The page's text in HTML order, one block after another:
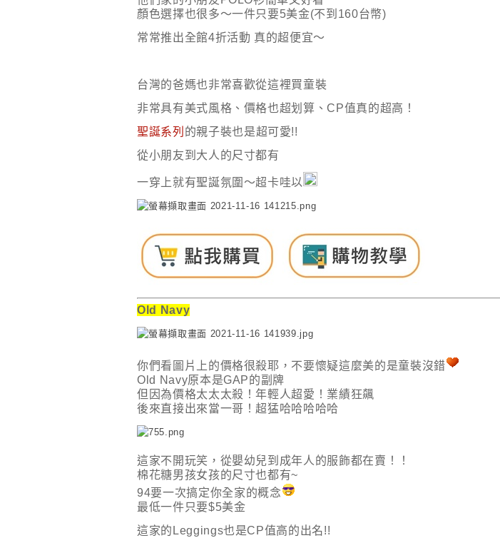
顏色選擇也很多～一件只要5美金(不到160台幣)
常常推出全館4折活動 真的超便宜～
台灣的爸媽也非常喜歡從這裡買童裝
非常具有美式風格、價格也超划算、CP值真的超高！
聖誕系列 的親子裝也是超可愛!!
從小朋友到大人的尺寸都有
一穿上就有聖誕氛圍～超卡哇以
Old Navy
你們看圖片上的價格很殺耶，不要懷疑這麼美的是童裝沒錯
Old Navy原本是GAP的副牌
但因為價格太太太殺！年輕人超愛！業績狂飆
後來直接出來當一哥！超猛哈哈哈哈哈
這家不開玩笑，從嬰幼兒到成年人的服飾都在賣！！
棉花糖男孩女孩的尺寸也都有~
94要一次搞定你全家的概念
最低一件只要$5美金
這家的Leggings也是CP值高的出名!!